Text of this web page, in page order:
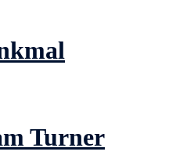
Turner